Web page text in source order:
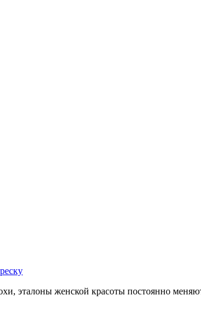
эталоны женской красоты постоянно